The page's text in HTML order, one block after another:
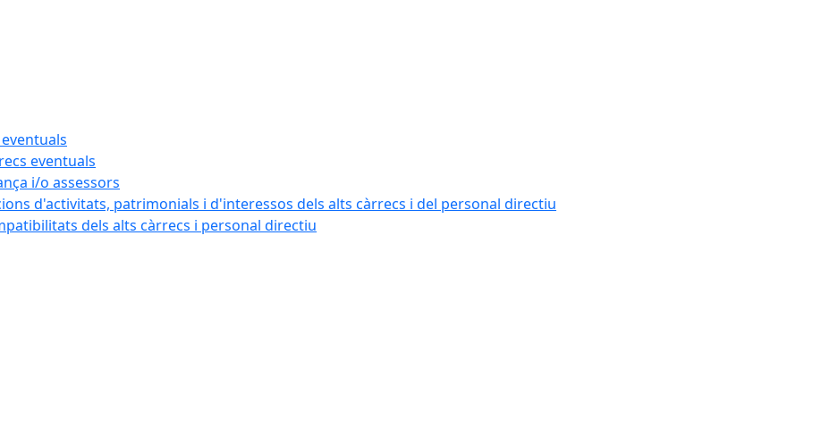
eventuals
i/o assessors
d'activitats, patrimonials i d'interessos dels alts càrrecs i del personal directiu
dels alts càrrecs i personal directiu